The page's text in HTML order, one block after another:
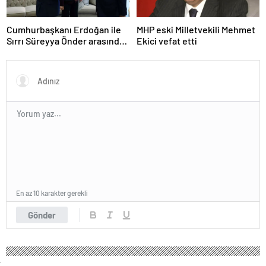
Cumhurbaşkanı Erdoğan ile
Sırrı Süreyya Önder arasında
MHP eski Milletvekili Mehmet
Ekici vefat etti
Gönder
En az 10 karakter gerekli